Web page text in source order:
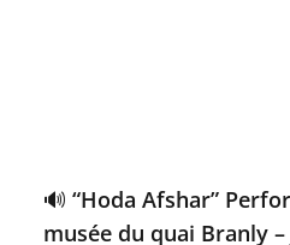
🔊 “Hoda Afshar”
musée du quai Branly –